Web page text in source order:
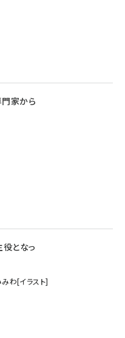
家から
役となっ
みわ[イラスト]